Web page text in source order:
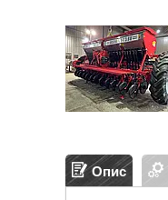
Опис